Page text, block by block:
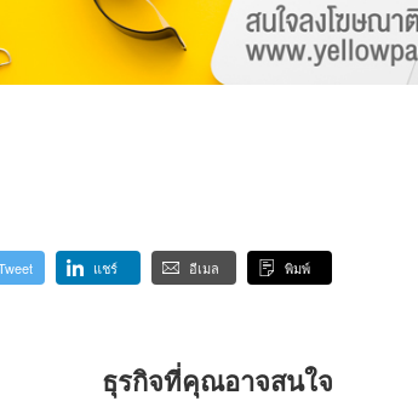
แชร์ อีเมล พิมพ์
ธุรกิจที่คุณอาจสนใจ